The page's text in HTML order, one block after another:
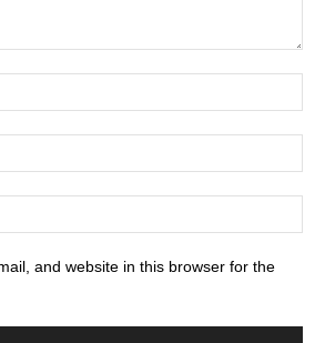
and website in this browser for the